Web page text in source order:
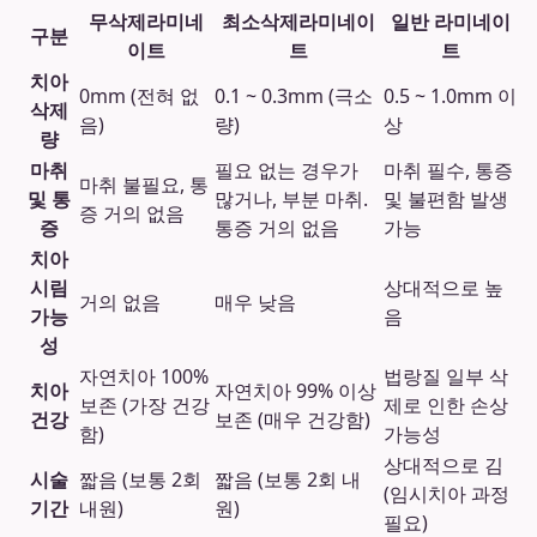
구분
무삭제라미네
이트
최소삭제라미네이
트
일반 라미네이
트
치아
삭제
량
0mm (전혀 없
음)
0.1 ~ 0.3mm (극소
량)
0.5 ~ 1.0mm 이
상
마취
및 통
증
마취 불필요, 통
증 거의 없음
필요 없는 경우가
많거나, 부분 마취.
통증 거의 없음
마취 필수, 통증
및 불편함 발생
가능
치아
시림
가능
성
거의 없음 매우 낮음
상대적으로 높
음
치아
건강
자연치아 100%
보존 (가장 건강
함)
자연치아 99% 이상
보존 (매우 건강함)
법랑질 일부 삭
제로 인한 손상
가능성
시술
기간
짧음 (보통 2회
내원)
짧음 (보통 2회 내
원)
상대적으로 김
(임시치아 과정
필요)